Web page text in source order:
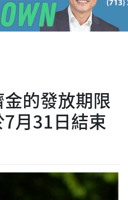
的發放期限
月31日結束